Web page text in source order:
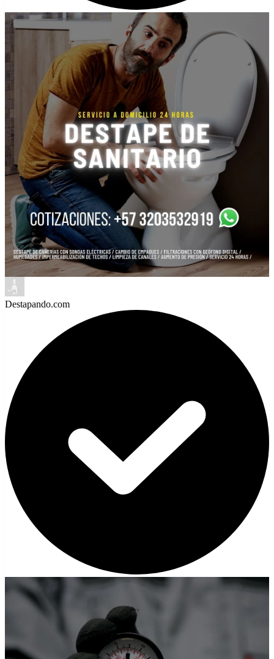
Destapando.com